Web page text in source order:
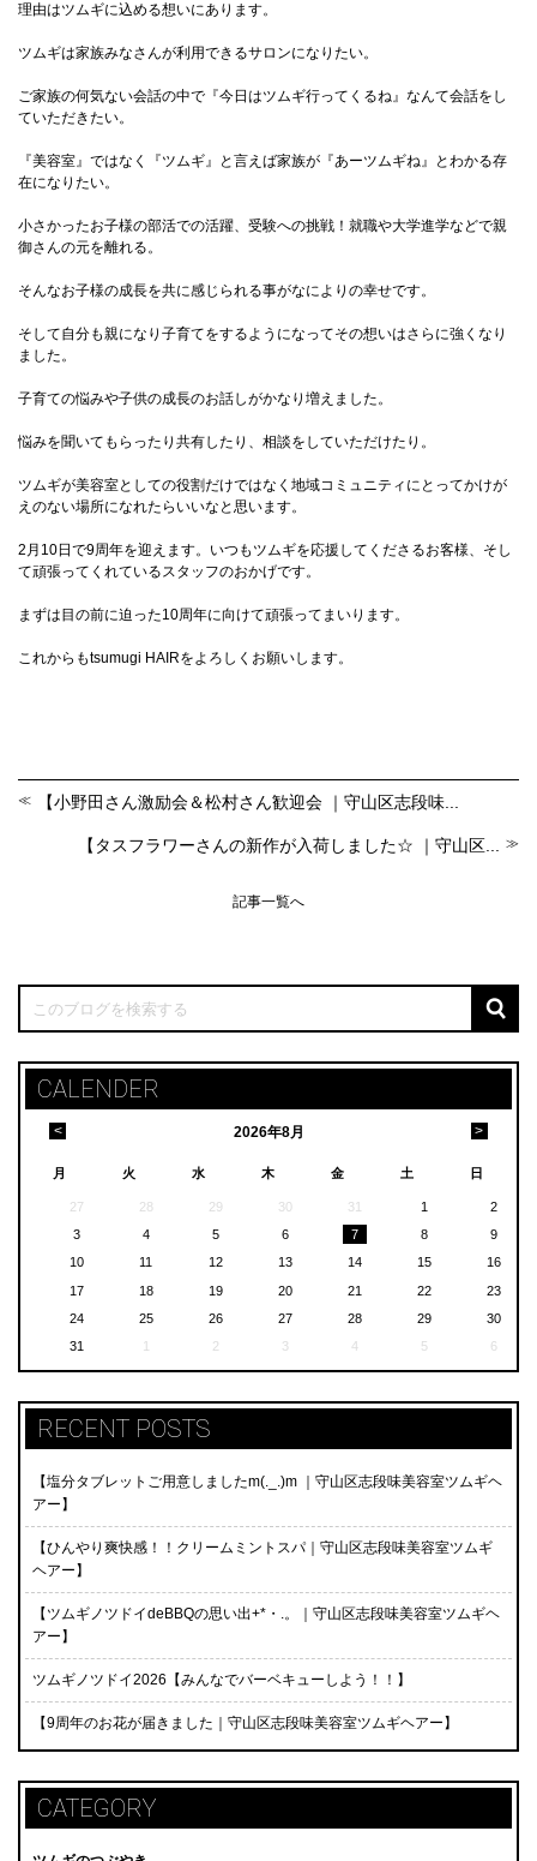
理由はツムギに込める想いにあります。
ツムギは家族みなさんが利用できるサロンになりたい。
ご家族の何気ない会話の中で『今日はツムギ行ってくるね』なんて会話をし
ていただきたい。
『美容室』ではなく『ツムギ』と言えば家族が『あーツムギね』とわかる存
在になりたい。
小さかったお子様の部活での活躍、受験への挑戦！就職や大学進学などで親
御さんの元を離れる。
そんなお子様の成長を共に感じられる事がなによりの幸せです。
そして自分も親になり子育てをするようになってその想いはさらに強くなり
ました。
子育ての悩みや子供の成長のお話しがかなり増えました。
悩みを聞いてもらったり共有したり、相談をしていただけたり。
ツムギが美容室としての役割だけではなく地域コミュニティにとってかけが
えのない場所になれたらいいなと思います。
2月10日で9周年を迎えます。いつもツムギを応援してくださるお客様、そし
て頑張ってくれているスタッフのおかげです。
まずは目の前に迫った10周年に向けて頑張ってまいります。
これからもtsumugi HAIRをよろしくお願いします。
【小野田さん激励会＆松村さん歓迎会 ｜守山区志段味...
【タスフラワーさんの新作が入荷しました☆ ｜守山区...
記事一覧へ
CALENDER
2026年8月
< >
月 火 水 木 金 土 日
27 28 29 30 31 1
2
3
4 5 6 7 8
9
10
11 12 13 14 15
16
17
18 19 20 21 22
23
24
25 26 27 28 29
30
31
1 2 3 4 5 6
RECENT POSTS
【塩分タブレットご用意しましたm(._.)m ｜守山区志段味美容室ツムギヘ
アー】
【ひんやり爽快感！！クリームミントスパ｜守山区志段味美容室ツムギ
ヘアー】
【ツムギノツドイdeBBQの思い出+*・.。｜守山区志段味美容室ツムギヘ
アー】
ツムギノツドイ2026【みんなでバーベキューしよう！！】
【9周年のお花が届きました｜守山区志段味美容室ツムギヘアー】
CATEGORY